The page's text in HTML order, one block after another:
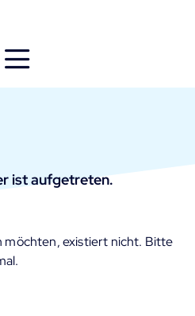
öffnen
ist aufgetreten.
möchten, existiert nicht. Bitte